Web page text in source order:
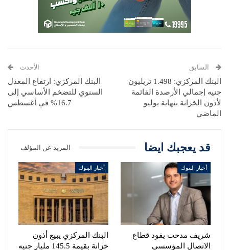
السابق
البنك المركزي: 1.498 تريليون
جنيه إجمالي الأرصدة القائمة
لأذون الخزانة بنهاية يوليو
الماضي
الأحدث
البنك المركزي: ارتفاع المعدل
السنوي للتضخم الأساسي إلى
16.7% في أغسطس
قد يعجبك ايضا المزيد عن المؤلف
أخبار البنوك
شريف مدحت يقود قطاع
الاتصال المؤسسي
أخبار البنوك
البنك المركزي يبيع أذون
خزانة بقيمة 145.5 مليار جنيه